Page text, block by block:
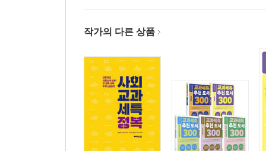
작가의 다른 상품